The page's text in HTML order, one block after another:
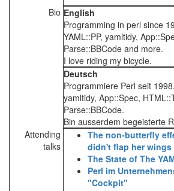
Bio English
Programming in perl since
YAML::PP, yamltidy,
Parse::BBCode and more.
I love riding my bicycle.
Deutsch
Programmiere Perl seit
yamltidy, App::Spec,
Parse::BBCode.
Bin ausserdem begeisterte
Attending
talks
‎The non-butterfly
didn't flap her wings‎
‎The State of The
‎Perl im
"Cockpit"‎